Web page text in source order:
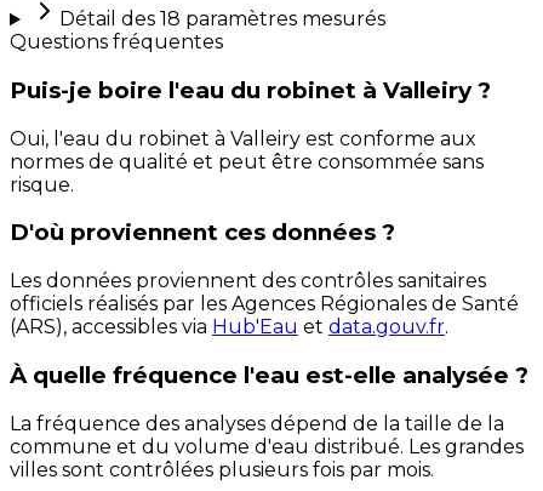
Détail des 18 paramètres mesurés
Questions fréquentes
Puis-je boire l'eau du robinet à Valleiry ?
Oui, l'eau du robinet à Valleiry est conforme aux
normes de qualité et peut être consommée sans
risque.
D'où proviennent ces données ?
Les données proviennent des contrôles sanitaires
officiels réalisés par les Agences Régionales de Santé
(ARS), accessibles via Hub'Eau et data.gouv.fr.
À quelle fréquence l'eau est-elle analysée ?
La fréquence des analyses dépend de la taille de la
commune et du volume d'eau distribué. Les grandes
villes sont contrôlées plusieurs fois par mois.